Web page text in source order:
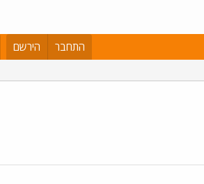
התחבר הירשם